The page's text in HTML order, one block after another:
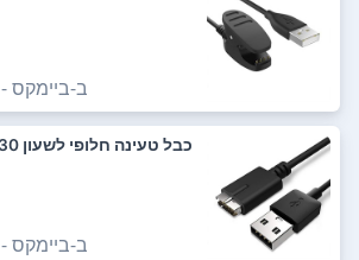
ב-ביימקס - BuyMax
כבל טעינה חלופי לשעון Polar M430
ב-ביימקס - BuyMax